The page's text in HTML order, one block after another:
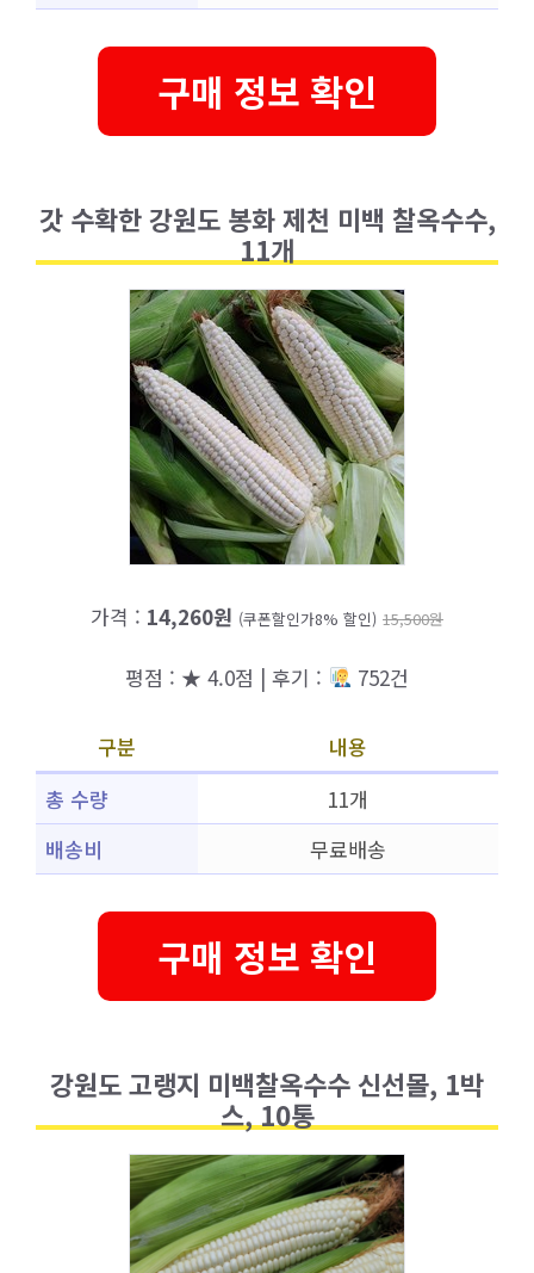
구매 정보 확인
갓 수확한 강원도 봉화 제천 미백 찰옥수수,
11개
가격 : 14,260원 (쿠폰할인가8% 할인) 15,500원
평점 : ★ 4.0점 | 후기 : 752건
구분
내용
총 수량
11개
배송비
무료배송
구매 정보 확인
강원도 고랭지 미백찰옥수수 신선몰, 1박
스, 10통